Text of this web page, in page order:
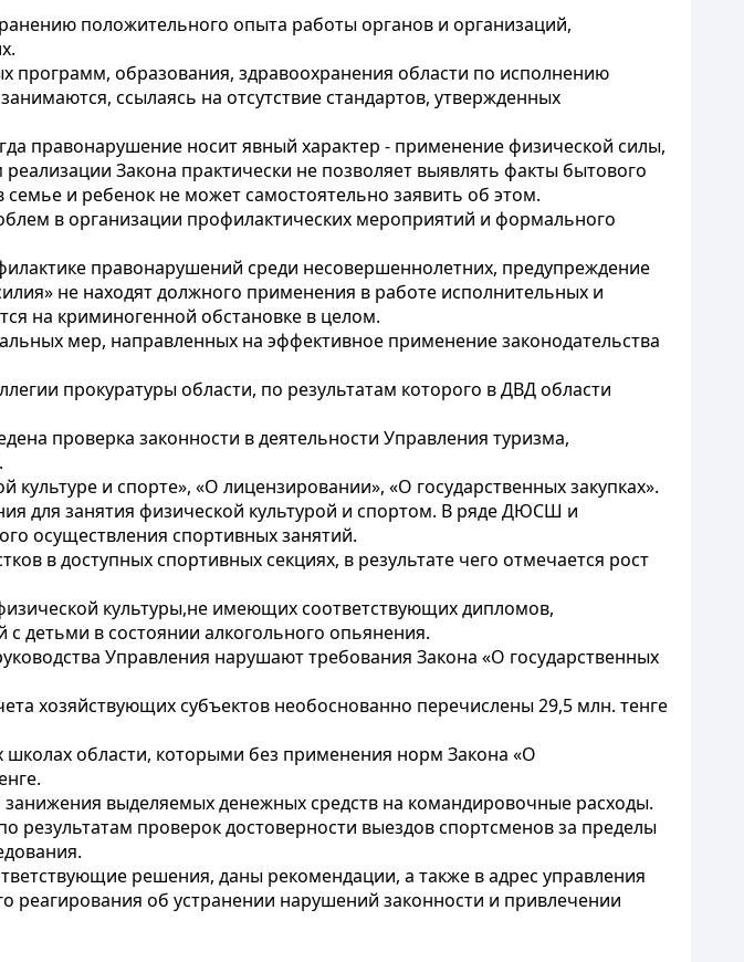
положительного опыта работы органов и организаций,
образования, здравоохранения области по исполнению
ссылаясь на отсутствие стандартов, утвержденных
правонарушение носит явный характер - применение физической силы,
Закона практически не позволяет выявлять факты бытового
и ребенок не может самостоятельно заявить об этом.
в организации профилактических мероприятий и формального
правонарушений среди несовершеннолетних, предупреждение
не находят должного применения в работе исполнительных и
на криминогенной обстановке в целом.
мер, направленных на эффективное применение законодательства
прокуратуры области, по результатам которого в ДВД области
проверка законности в деятельности Управления туризма,
и спорте», «О лицензировании», «О государственных закупках».
для занятия физической культурой и спортом. В ряде ДЮСШ и
осуществления спортивных занятий.
в доступных спортивных секциях, в результате чего отмечается рост
культуры,не имеющих соответствующих дипломов,
детьми в состоянии алкогольного опьянения.
Управления нарушают требования Закона «О государственных
хозяйствующих субъектов необоснованно перечислены 29,5 млн. тенге
области, которыми без применения норм Закона «О
выделяемых денежных средств на командировочные расходы.
проверок достоверности выездов спортсменов за пределы
решения, даны рекомендации, а также в адрес управления
реагирования об устранении нарушений законности и привлечении